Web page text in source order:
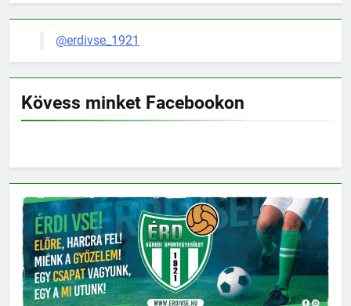
@erdivse_1921
Kövess minket Facebookon